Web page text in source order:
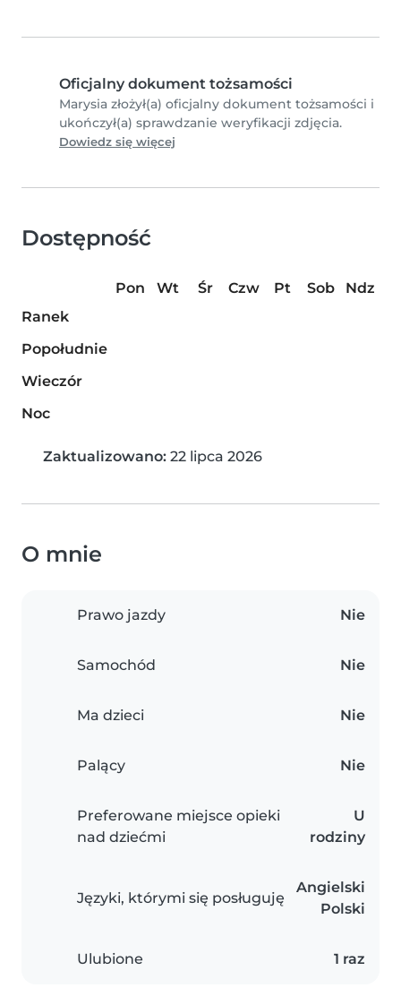
Oficjalny dokument tożsamości
Marysia złożył(a) oficjalny dokument tożsamości i
ukończył(a) sprawdzanie weryfikacji zdjęcia.
Dowiedz się więcej
Dostępność
Pon Wt Śr Czw Pt Sob
Ndz
Ranek
Popołudnie
Wieczór
Noc
Zaktualizowano: 22 lipca 2026
O mnie
Prawo jazdy Nie
Samochód Nie
Ma dzieci Nie
Palący Nie
Preferowane miejsce opieki
nad dziećmi
U
rodziny
Języki, którymi się posługuję
Angielski
Polski
Ulubione 1 raz